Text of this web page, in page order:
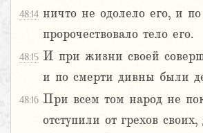
48:14 ничто не одолело его, и
пророчествовало тело его.
48:15 И при жизни своей
и по смерти дивны были
48:16 При всем том народ не
отступили от грехов